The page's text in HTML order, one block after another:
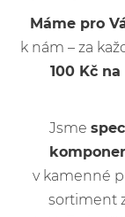
Máme pro
k nám – za
100 Kč
Jsme
v kamenné
sortiment